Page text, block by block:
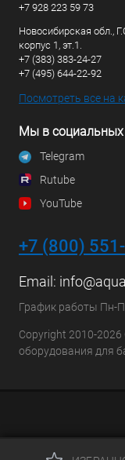
+7 928 223 59 73
Новосибирская обл.,
корпус 1, эт.1.
+7 (383) 383-24-27
+7 (495) 644-22-92
Посмотреть все на
Мы в социальных
Telegram
Rutube
YouTube
+7 (800)
Email:
График работы Пн-
Copyright 2010-
оборудования для